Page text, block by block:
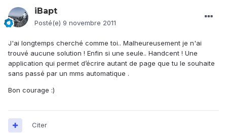
iBapt
Posté(e) 9 novembre 2011
J'ai longtemps cherché comme toi.. Malheureusement je n'ai
trouvé aucune solution ! Enfin si une seule.. Handcent ! Une
application qui permet d’écrire autant de page que tu le souhaite
sans passé par un mms automatique .
Bon courage :)
Citer